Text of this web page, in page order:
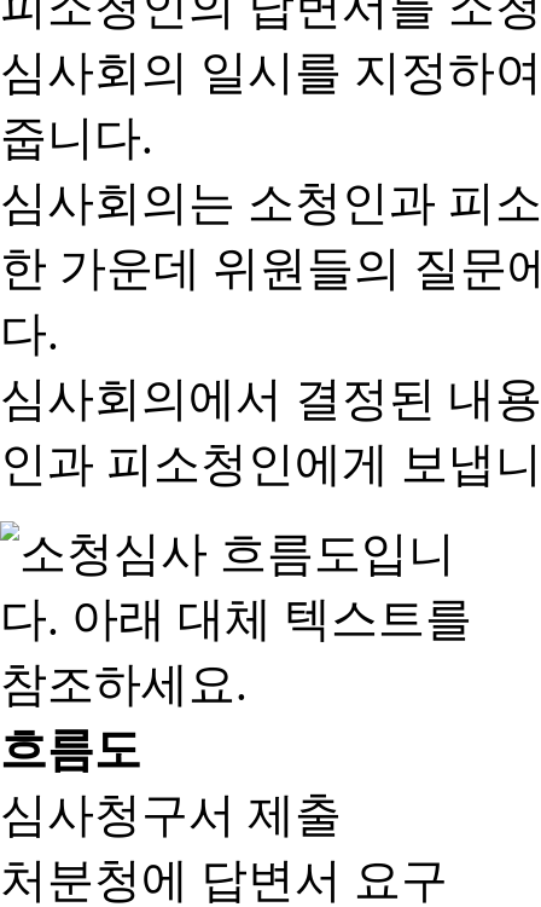
심사회의 일시를 지정하
줍니다.
심사회의는 소청인과 피
한 가운데 위원들의 질문
다.
심사회의에서 결정된 내
인과 피소청인에게 보냅
흐름도
심사청구서 제출
처분청에 답변서 요구